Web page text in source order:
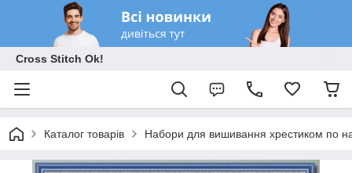
Cross Stitch Ok!
Каталог товарів Набори для вишивання хрестиком по